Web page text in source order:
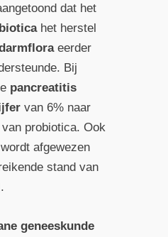
dat het
het herstel
eerder
Bij
pancreatitis
van 6% naar
probiotica. Ook
afgewezen
stand van
geneeskunde